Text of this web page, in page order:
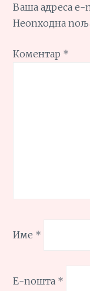
Ваша адреса е-
Неопходна
Коментар *
Име *
Е-пошта *